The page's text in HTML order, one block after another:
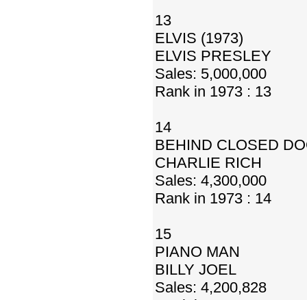
13
ELVIS (1973)
ELVIS PRESLEY
Sales: 5,000,000
Rank in 1973 : 13
14
BEHIND CLOSED
CHARLIE RICH
Sales: 4,300,000
Rank in 1973 : 14
15
PIANO MAN
BILLY JOEL
Sales: 4,200,828